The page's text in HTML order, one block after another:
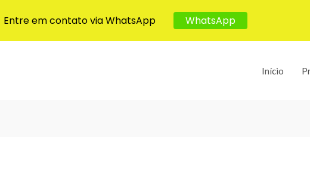
Início
Entre em contato via WhatsApp WhatsApp